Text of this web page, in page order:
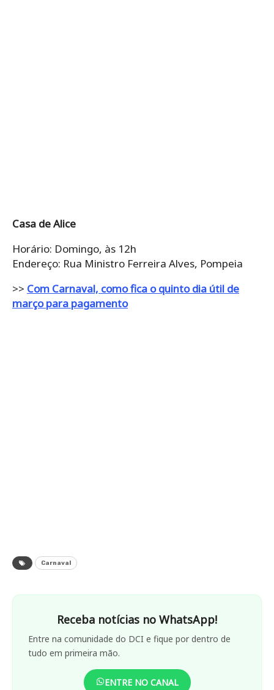
Casa de Alice
Horário: Domingo, às 12h
Endereço: Rua Ministro Ferreira Alves, Pompeia
>> Com Carnaval, como fica o quinto dia útil de
março para pagamento
Carnaval
Receba notícias no WhatsApp!
Entre na comunidade do DCI e fique por dentro de
tudo em primeira mão.
ENTRE NO CANAL